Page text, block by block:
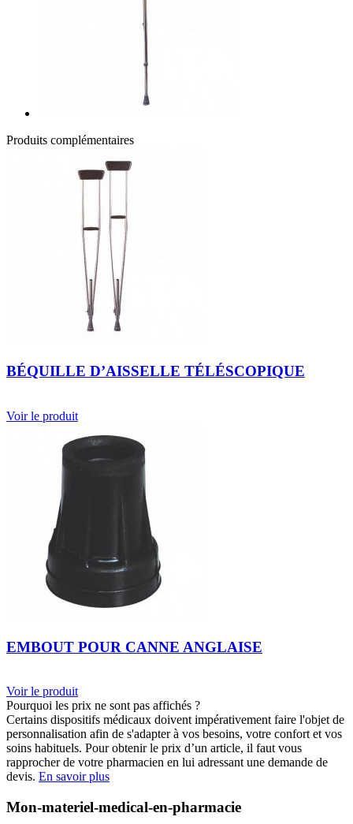
Produits complémentaires
BÉQUILLE D’AISSELLE TÉLÉSCOPIQUE
Voir le produit
EMBOUT POUR CANNE ANGLAISE
Voir le produit
Pourquoi les prix ne sont pas affichés ?
Certains dispositifs médicaux doivent impérativement faire l'objet de
personnalisation afin de s'adapter à vos besoins, votre confort et vos
soins habituels. Pour obtenir le prix d’un article, il faut vous
rapprocher de votre pharmacien en lui adressant une demande de
devis. En savoir plus
Mon-materiel-medical-en-pharmacie